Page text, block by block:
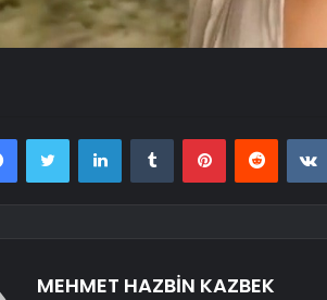
FacebookTwitter LinkedInTumblr PinterestReddit
MEHMET HAZBİN KAZBEK